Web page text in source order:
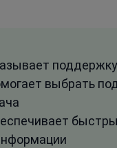
выбрать